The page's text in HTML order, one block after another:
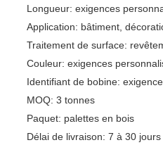
Longueur: exigences
Application: bâtiment,
Traitement de surface:
Couleur: exigences
Identifiant de bobine:
MOQ: 3 tonnes
Paquet: palettes en bois
Délai de livraison: 7 à 30